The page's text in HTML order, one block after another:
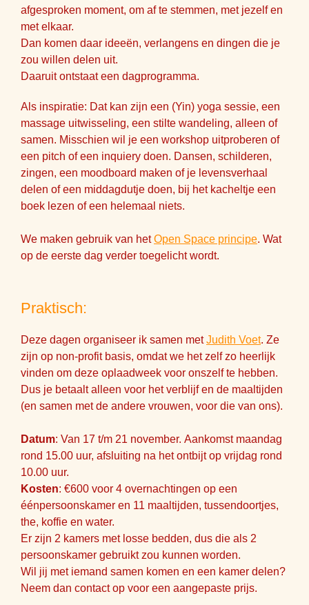
afgesproken moment, om af te stemmen, met jezelf en
met elkaar.
Dan komen daar ideeën, verlangens en dingen die je
zou willen delen uit.
Daaruit ontstaat een dagprogramma.
Als inspiratie: Dat kan zijn een (Yin) yoga sessie, een
massage uitwisseling, een stilte wandeling, alleen of
samen. Misschien wil je een workshop uitproberen of
een pitch of een inquiery doen. Dansen, schilderen,
zingen, een moodboard maken of je levensverhaal
delen of een middagdutje doen, bij het kacheltje een
boek lezen of een helemaal niets.
We maken gebruik van hetOpen Space principe. Wat
op de eerste dag verder toegelicht wordt.
Praktisch:
Deze dagen organiseer ik samen metJudith Voet. Ze
zijn op non-profit basis, omdat we het zelf zo heerlijk
vinden om deze oplaadweek voor onszelf te hebben.
Dus je betaalt alleen voor het verblijf en de maaltijden
(en samen met de andere vrouwen, voor die van ons).
Datum: Van 17 t/m 21 november. Aankomst maandag
rond 15.00 uur, afsluiting na het ontbijt op vrijdag rond
10.00 uur.
Kosten: €600 voor 4 overnachtingen op een
éénpersoonskamer en 11 maaltijden, tussendoortjes,
the, koffie en water.
Er zijn 2 kamers met losse bedden, dus die als 2
persoonskamer gebruikt zou kunnen worden.
Wil jij met iemand samen komen en een kamer delen?
Neem dan contact op voor een aangepaste prijs.